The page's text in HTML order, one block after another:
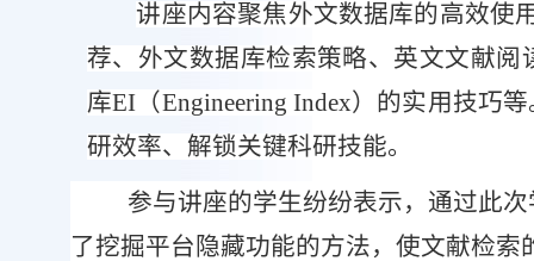
讲座内容聚焦外文数据库的高效使
荐、外文数据库检索策略、英文文献
库EI （Engineering Index）的实用技巧
研效率、解锁关键科研技能。
参与讲座的学生纷纷表示，通过此
了挖掘平台隐藏功能的方法，使文献检